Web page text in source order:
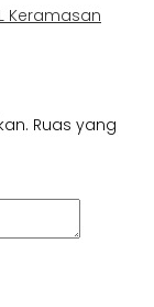
Keramasan
Ruas yang